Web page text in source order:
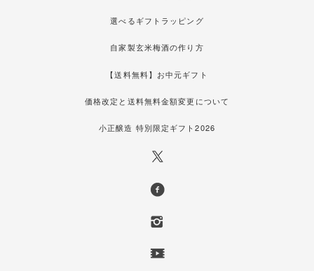
選べるギフトラッピング
自家製玄米梅酒の作り方
【送料無料】お中元ギフト
価格改定と送料無料金額変更について
小正醸造 特別限定ギフト2026